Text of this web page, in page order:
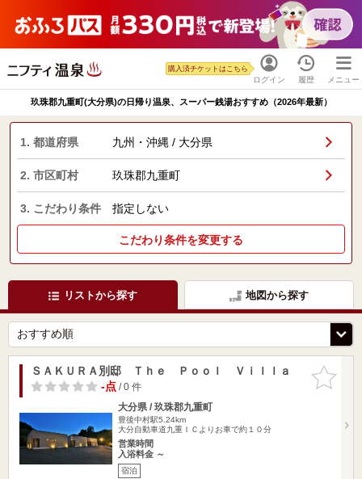
ログイン
購入済チケットはこちら
履歴 メニュー
玖珠郡九重町(大分県)の日帰り温泉、スーパー銭湯おすすめ（2026年最新）
1. 都道府県 九州・沖縄 / 大分県
2. 市区町村 玖珠郡九重町
3. こだわり条件 指定しない
こだわり条件を変更する
リストから探す 地図から探す
お気に入
りに追加
ＳＡＫＵＲＡ別邸 Ｔｈｅ Ｐｏｏｌ Ｖｉｌｌａ
-点/ 0 件
大分県 / 玖珠郡九重町
豊後中村駅5.24km
大分自動車道九重ＩＣよりお車で約１０分
営業時間
入浴料金 ～
宿泊